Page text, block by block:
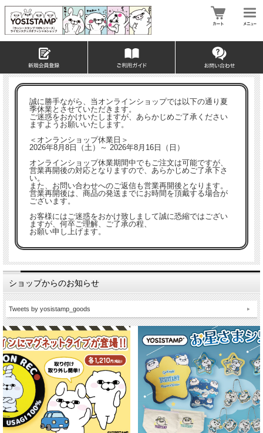
誠に勝手ながら、当オンラインショップでは以下の通り夏
季休業とさせていただきます。
ご迷惑をおかけいたしますが、あらかじめご了承ください
ますようお願いいたします。
＜オンランショップ休業日＞
2026年8月8日（土）～ 2026年8月16日（日）
オンラインショップ休業期間中でもご注文は可能ですが、
営業再開後の対応となりますので、あらかじめご了承下さ
い。
また、お問い合わせへのご返信も営業再開後となります。
営業再開後は、商品の発送までにお時間を頂戴する場合が
ございます。
お客様にはご迷惑をおかけ致しまして誠に恐縮ではござい
ますが、何卒ご理解、ご了承の程、
お願い申し上げます。
ショップからのお知らせ
Tweets by yosistamp_goods